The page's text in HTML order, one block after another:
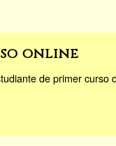
online
de primer curso